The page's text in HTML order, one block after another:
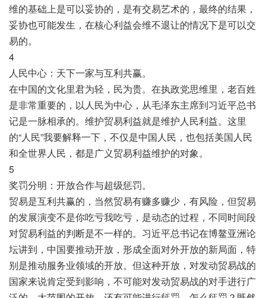
维的基础上是可以妥协的，是有交易艺术的，最终的结果，
妥协也可能发生，在核心利益会维不退让的情况下是可以交
易的。
4
人民中心：天下一家与互利共赢。
在中国的文化里君为轻，民为贵。在执政党思维里，老百姓
是非常重要的，以人民为中心，从毛泽东主席到习近平总书
记是一脉相承的。维护贸易利益就是维护人民利益。这里
的“人民”我要解释一下，不仅是中国人民，也包括美国人民
和全世界人民，都是广义贸易利益维护的对象。
5
奖罚分明：开放合作与超级惩罚。
贸易是互利共赢的，当然贸易有赚多赚少，有风险，但贸易
的发展演变不是你吃亏我吃亏，是动态的过程，不同时间段
对贸易利益的判断是不一样的。习近平总书记在博鳌亚洲论
坛讲到，中国要推动开放，形成全面对外开放的新局面，特
别是推动服务业领域的开放。但这种开放，对发动贸易战的
国家来说肯定受到影响，不可能对发动贸易战的对手进行广